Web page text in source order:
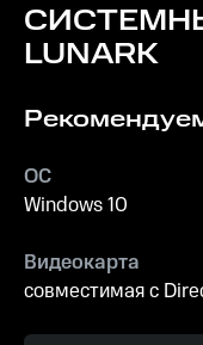
LUNARK
ОС
Windows 10
Видеокарта
совместимая с